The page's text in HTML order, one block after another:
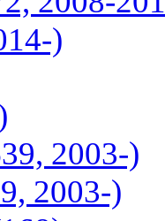
)
2003-)
2003-)